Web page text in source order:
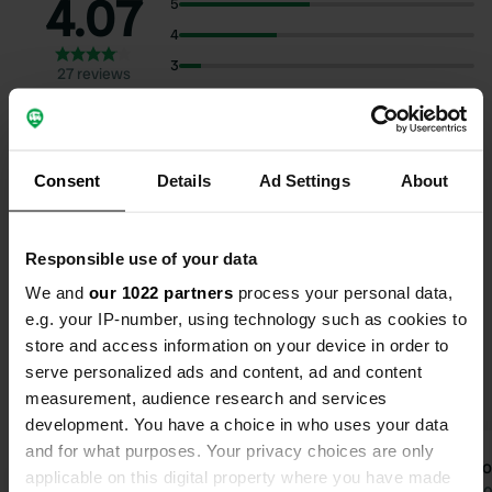
Consent Details Ad Settings About
Responsible use of your data
We and our 1022 partners process your personal data,
e.g. your IP-number, using technology such as cookies to
store and access information on your device in order to
serve personalized ads and content, ad and content
measurement, audience research and services
development. You have a choice in who uses your data
and for what purposes. Your privacy choices are only
applicable on this digital property where you have made
4.07
27 reviews
5
4
3
Selecteer onderwerpen om recensies over te lezen:
Aan de rivier (8) Toon meer
Upgrade naar PRO+ voor het gebruik van filters
op de reviews
d dijkgraaf@ese.eur.nl D De